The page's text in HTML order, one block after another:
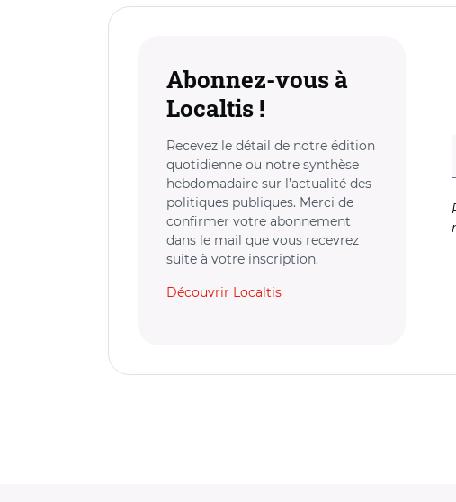
Abonnez-vous à
Localtis !
Recevez le détail de notre édition
quotidienne ou notre synthèse
hebdomadaire sur l’actualité des
politiques publiques. Merci de
confirmer votre abonnement
dans le mail que vous recevrez
suite à votre inscription.
Découvrir Localtis